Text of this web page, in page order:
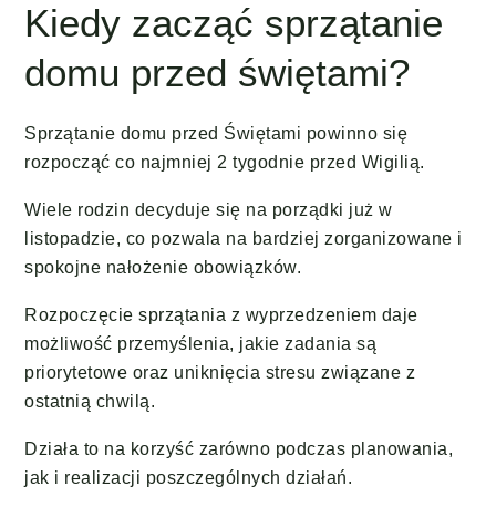
Kiedy zacząć sprzątanie
domu przed świętami?
Sprzątanie domu przed Świętami powinno się
rozpocząć co najmniej 2 tygodnie przed Wigilią.
Wiele rodzin decyduje się na porządki już w
listopadzie, co pozwala na bardziej zorganizowane i
spokojne nałożenie obowiązków.
Rozpoczęcie sprzątania z wyprzedzeniem daje
możliwość przemyślenia, jakie zadania są
priorytetowe oraz uniknięcia stresu związane z
ostatnią chwilą.
Działa to na korzyść zarówno podczas planowania,
jak i realizacji poszczególnych działań.